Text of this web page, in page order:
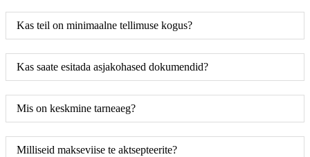
Kas teil on minimaalne tellimuse kogus?
Kas saate esitada asjakohased dokumendid?
Mis on keskmine tarneaeg?
Milliseid makseviise te aktsepteerite?